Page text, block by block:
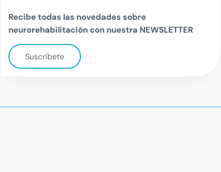
Recibe todas las novedades sobre
neurorehabilitación con nuestra NEWSLETTER
Suscríbete